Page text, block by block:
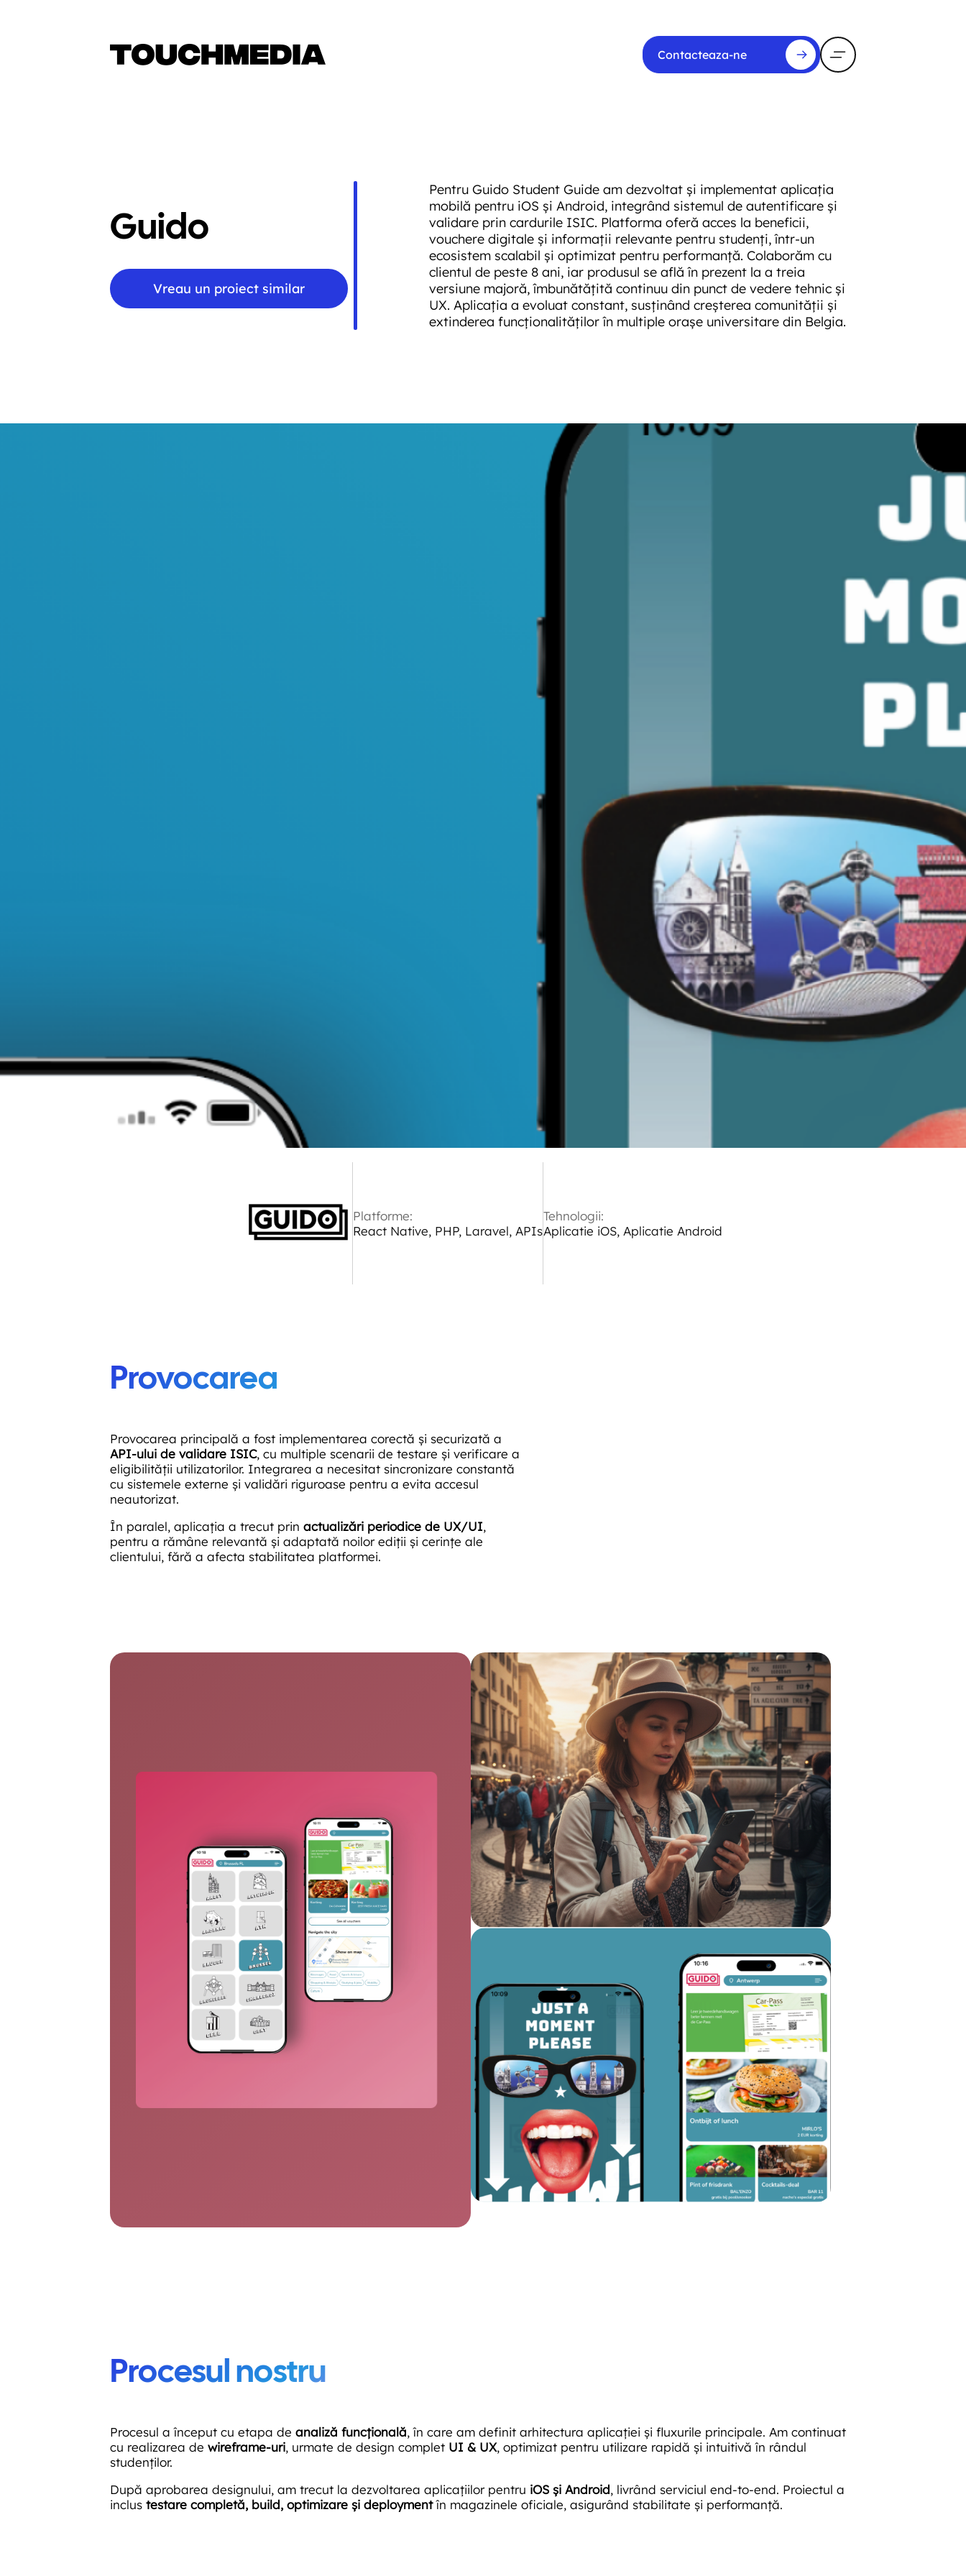
Contacteaza-ne
Guido
Vreau un proiect similar
Pentru Guido Student Guide am dezvoltat și implementat aplicația
mobilă pentru iOS și Android, integrând sistemul de autentificare și
validare prin cardurile ISIC. Platforma oferă acces la beneficii,
vouchere digitale și informații relevante pentru studenți, într-un
ecosistem scalabil și optimizat pentru performanță. Colaborăm cu
clientul de peste 8 ani, iar produsul se află în prezent la a treia
versiune majoră, îmbunătățită continuu din punct de vedere tehnic și
UX. Aplicația a evoluat constant, susținând creșterea comunității și
extinderea funcționalităților în multiple orașe universitare din Belgia.
Platforme:
React Native, PHP, Laravel, APIs
Tehnologii:
Aplicatie iOS, Aplicatie Android
Provocarea
Provocarea principală a fost implementarea corectă și securizată a
API-ului de validare ISIC, cu multiple scenarii de testare și verificare a
eligibilității utilizatorilor. Integrarea a necesitat sincronizare constantă
cu sistemele externe și validări riguroase pentru a evita accesul
neautorizat.
În paralel, aplicația a trecut prinactualizări periodice de UX/UI,
pentru a rămâne relevantă și adaptată noilor ediții și cerințe ale
clientului, fără a afecta stabilitatea platformei.
Procesul nostru
Procesul a început cu etapa deanaliză funcțională, în care am definit arhitectura aplicației și fluxurile principale. Am continuat
cu realizarea dewireframe-uri, urmate de design complet UI & UX, optimizat pentru utilizare rapidă și intuitivă în rândul
studenților.
După aprobarea designului, am trecut la dezvoltarea aplicațiilor pentru iOS și Android, livrând serviciul end-to-end. Proiectul a
inclustestare completă, build, optimizare și deploymentîn magazinele oficiale, asigurând stabilitate și performanță.